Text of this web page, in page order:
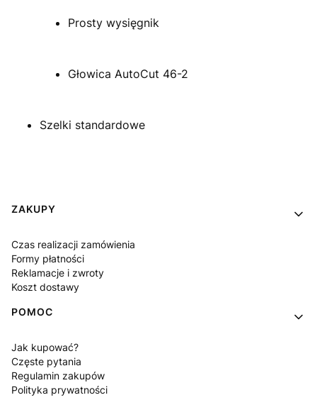
Prosty wysięgnik
Głowica AutoCut 46-2
Szelki standardowe
Linki w stopce
ZAKUPY
Czas realizacji zamówienia
Formy płatności
Reklamacje i zwroty
Koszt dostawy
POMOC
Jak kupować?
Częste pytania
Regulamin zakupów
Polityka prywatności